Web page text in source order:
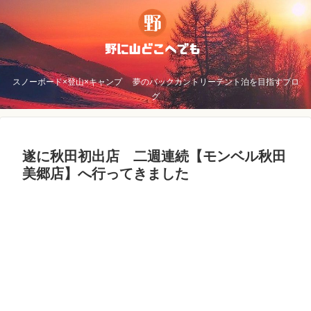
スノーボード×登山×キャンプ 夢のバックカントリーテント泊を目指すブロ
グ
遂に秋田初出店 二週連続【モンベル秋田
美郷店】へ行ってきました